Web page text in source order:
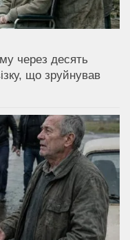
через десять
що зруйнував